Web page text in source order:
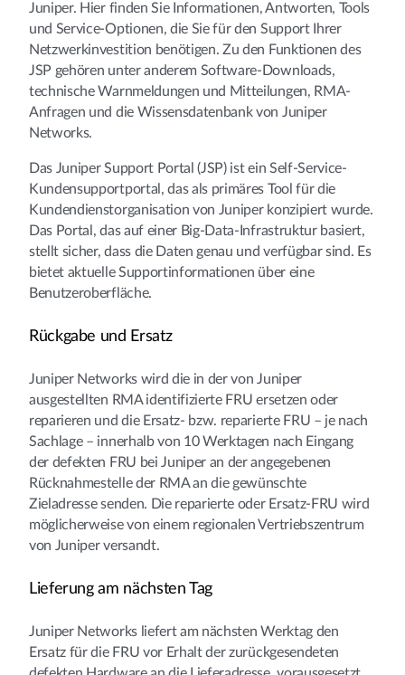
Juniper. Hier finden Sie Informationen, Antworten, Tools
und Service-Optionen, die Sie für den Support Ihrer
Netzwerkinvestition benötigen. Zu den Funktionen des
JSP gehören unter anderem Software-Downloads,
technische Warnmeldungen und Mitteilungen, RMA-
Anfragen und die Wissensdatenbank von Juniper
Networks.
Das Juniper Support Portal (JSP) ist ein Self-Service-
Kundensupportportal, das als primäres Tool für die
Kundendienstorganisation von Juniper konzipiert wurde.
Das Portal, das auf einer Big-Data-Infrastruktur basiert,
stellt sicher, dass die Daten genau und verfügbar sind. Es
bietet aktuelle Supportinformationen über eine
Benutzeroberfläche.
Rückgabe und Ersatz
Juniper Networks wird die in der von Juniper
ausgestellten RMA identifizierte FRU ersetzen oder
reparieren und die Ersatz- bzw. reparierte FRU – je nach
Sachlage – innerhalb von 10 Werktagen nach Eingang
der defekten FRU bei Juniper an der angegebenen
Rücknahmestelle der RMA an die gewünschte
Zieladresse senden. Die reparierte oder Ersatz-FRU wird
möglicherweise von einem regionalen Vertriebszentrum
von Juniper versandt.
Lieferung am nächsten Tag
Juniper Networks liefert am nächsten Werktag den
Ersatz für die FRU vor Erhalt der zurückgesendeten